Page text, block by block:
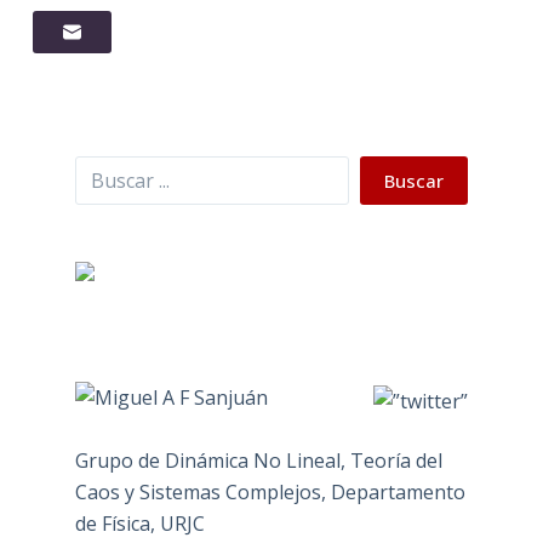
Buscar Buscar
Grupo de Dinámica No Lineal, Teoría del
Caos y Sistemas Complejos, Departamento
de Física, URJC